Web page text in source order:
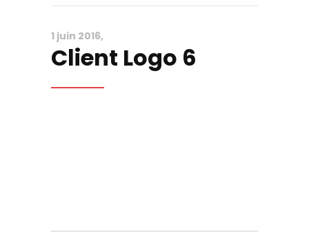
1 juin 2016
Client Logo 6